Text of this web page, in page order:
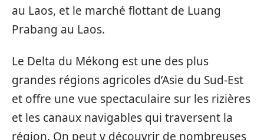
au Laos, et le marché flottant de Luang
Prabang au Laos.
Le Delta du Mékong est une des plus
grandes régions agricoles d’Asie du Sud-Est
et offre une vue spectaculaire sur les rizières
et les canaux navigables qui traversent la
région. On peut y découvrir de nombreuses